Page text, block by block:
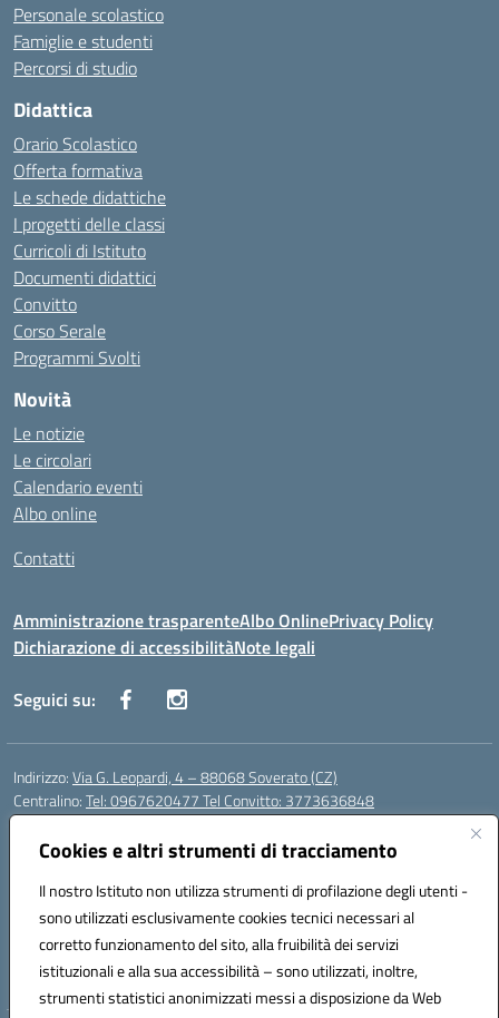
Cookies e altri strumenti di tracciamento
Il nostro Istituto non utilizza strumenti di profilazione degli utenti -
sono utilizzati esclusivamente cookies tecnici necessari al
corretto funzionamento del sito, alla fruibilità dei servizi
istituzionali e alla sua accessibilità – sono utilizzati, inoltre,
strumenti statistici anonimizzati messi a disposizione da Web
Personale scolastico
Famiglie e studenti
Percorsi di studio
Didattica
Orario Scolastico
Offerta formativa
Le schede didattiche
I progetti delle classi
Curricoli di Istituto
Documenti didattici
Convitto
Corso Serale
Programmi Svolti
Novità
Le notizie
Le circolari
Calendario eventi
Albo online
Contatti
Amministrazione trasparenteAlbo OnlinePrivacy Policy
Dichiarazione di accessibilitàNote legali
Seguici su:
Indirizzo:Via G. Leopardi, 4 – 88068 Soverato (CZ)
Centralino:Tel: 0967620477 Tel Convitto: 3773636848
Email:
Posta elettronica certificata (PEC):czrh04000q@pec.istruzione.it
Codice fiscale: 84000690796
Codice meccanografico:CZRH04000Q
Codice Indice delle Pubbliche Amministrazioni (IPA): istsc_czrh04000q
Codice unico di fatturazione (CUF): UF9M13